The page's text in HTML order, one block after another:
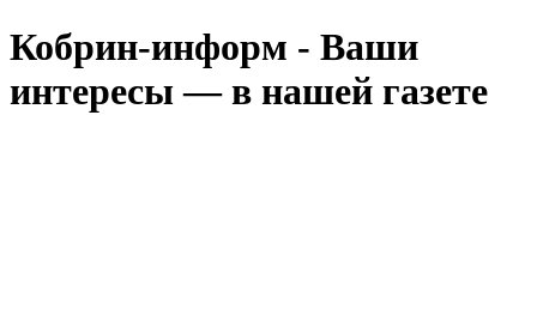
Кобрин-информ - Ваши
интересы — в нашей газете